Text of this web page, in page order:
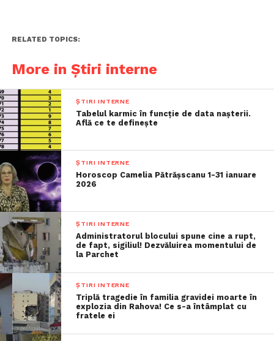
RELATED TOPICS:
More in Știri interne
ȘTIRI INTERNE
Tabelul karmic în funcție de data nașterii.
Află ce te definește
ȘTIRI INTERNE
Horoscop Camelia Pătrășscanu 1-31 ianuare
2026
ȘTIRI INTERNE
Administratorul blocului spune cine a rupt,
de fapt, sigiliul! Dezvăluirea momentului de
la Parchet
ȘTIRI INTERNE
Triplă tragedie în familia gravidei moarte în
explozia din Rahova! Ce s-a întâmplat cu
fratele ei